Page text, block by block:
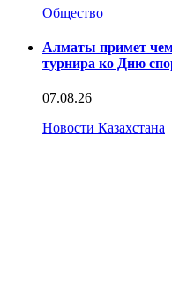
Общество
Алматы примет
турнира ко Дню
07.08.26
Новости Казахстана